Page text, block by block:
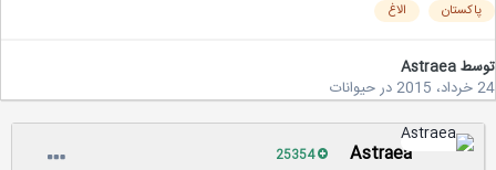
الاغ
Astraea
درحیوانات
Astraea